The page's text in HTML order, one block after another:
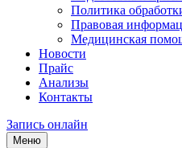
Политика
Правовая
Медицинская
Новости
Прайс
Анализы
Контакты
Запись онлайн
Меню